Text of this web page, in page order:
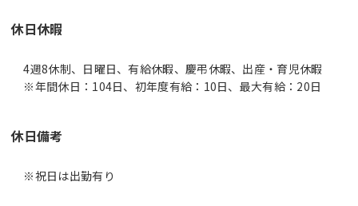
休日休暇
4週8休制、日曜日、有給休暇、慶弔休暇、出産・育児休暇
※年間休日：104日、初年度有給：10日、最大有給：20日
休日備考
※祝日は出勤有り